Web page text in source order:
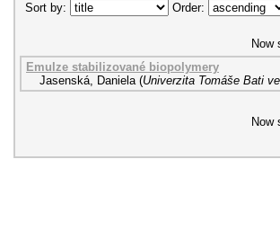
Sort by:
Order:
Now
Emulze stabilizované biopolymery
Jasenská, Daniela (Univerzita Tomáše Bati
Now